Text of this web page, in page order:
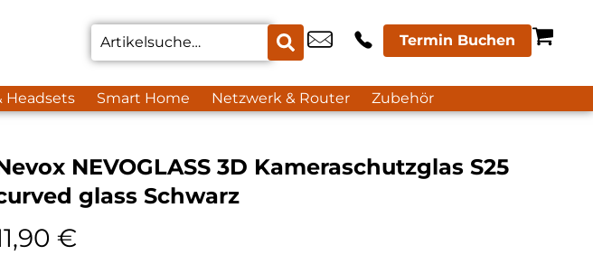
Termin Buchen
Headsets Smart Home Netzwerk & Router Zubehör
NEVOGLASS 3D Kameraschutzglas S25
glass Schwarz
€